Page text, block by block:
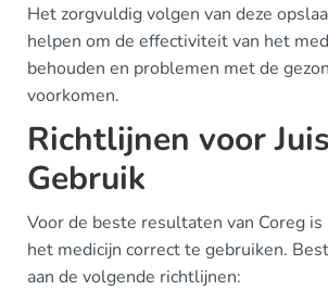
Het zorgvuldig volgen van deze
helpen om de effectiviteit van het
behouden en problemen met de
voorkomen.
Richtlijnen voor
Gebruik
Voor de beste resultaten van Coreg is
het medicijn correct te gebruiken.
aan de volgende richtlijnen: